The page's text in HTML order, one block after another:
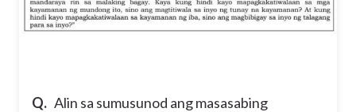
Q. Alin sa sumusunod ang masasabing